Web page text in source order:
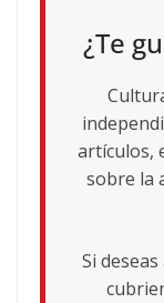
¿Te
artículos,
sobre la
Si